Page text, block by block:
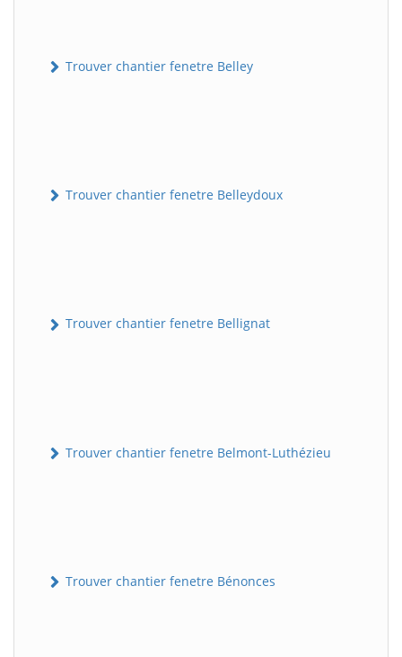
Trouver chantier fenetre Belley
Trouver chantier fenetre Belleydoux
Trouver chantier fenetre Bellignat
Trouver chantier fenetre Belmont-Luthézieu
Trouver chantier fenetre Bénonces